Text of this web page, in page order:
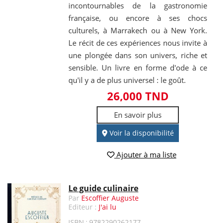
incontournables de la gastronomie
française, ou encore à ses chocs
culturels, à Marrakech ou à New York.
Le récit de ces expériences nous invite à
une plongée dans son univers, riche et
sensible. Un livre en forme d'ode à ce
qu'il y a de plus universel : le goût.
26,000 TND
En savoir plus
Voir la disponibilité
Ajouter à ma liste
Le guide culinaire
Par Escoffier Auguste
Editeur : J'ai lu